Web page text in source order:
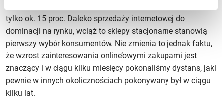
tylko ok. 15 proc. Daleko sprzedaży internetowej do
dominacji na rynku, wciąż to sklepy stacjonarne stanowią
pierwszy wybór konsumentów. Nie zmienia to jednak faktu,
że wzrost zainteresowania online’owymi zakupami jest
znaczący i w ciągu kilku miesięcy pokonaliśmy dystans, jaki
pewnie w innych okolicznościach pokonywany był w ciągu
kilku lat.